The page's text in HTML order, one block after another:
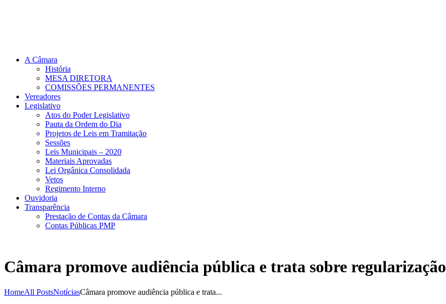
A Câmara
História
MESA DIRETORA
COMISSÕES PERMANENTES
Vereadores
Legislativo
Atos do Poder Legislativo
Pauta da Ordem do Dia
Projetos de Leis em Tramitação
Sessões
Leis Municipais – 2020
Materiais Aprovadas
Lei Orgânica Consolidada
Vetos
Regimento Interno
Ouvidoria
Transparência
Prestação de Contas da Câmara
Contas Públicas PMP
Câmara promove audiência pública e trata sobre
HomeAll PostsNotíciasCâmara promove audiência pública e trata...